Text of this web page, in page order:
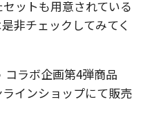
ットも用意されている
非チェックしてみてく
ラボ企画第4弾商品
インショップにて販売